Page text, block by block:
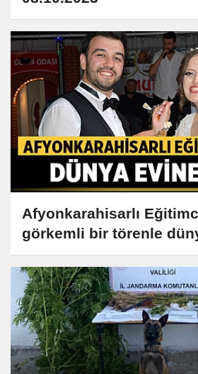
Afyonkarahisarlı
görkemli bir törenle